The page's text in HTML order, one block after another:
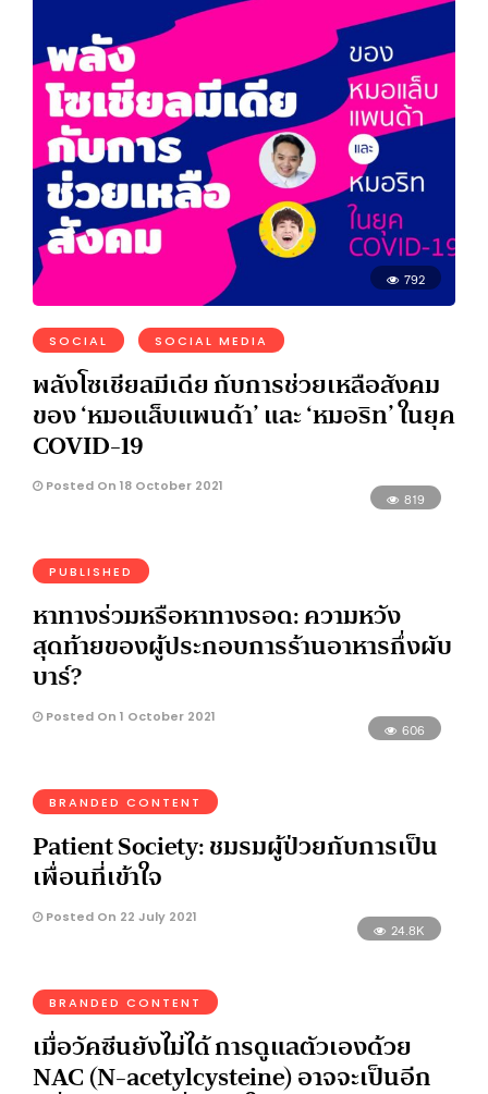
792
SOCIAL SOCIAL MEDIA
พลังโซเชียลมีเดีย กับการช่วยเหลือสังคม
ของ ‘หมอแล็บแพนด้า’ และ ‘หมอริท’ ในยุค
COVID-19
Posted On 18 October 2021
819
PUBLISHED
หาทางร่วมหรือหาทางรอด: ความหวัง
สุดท้ายของผู้ประกอบการร้านอาหารกึ่งผับ
บาร์?
Posted On 1 October 2021
606
BRANDED CONTENT
Patient Society: ชมรมผู้ป่วยกับการเป็น
เพื่อนที่เข้าใจ
Posted On 22 July 2021
24.8K
BRANDED CONTENT
เมื่อวัคซีนยังไม่ได้ การดูแลตัวเองด้วย
NAC (N-acetylcysteine) อาจจะเป็นอีก